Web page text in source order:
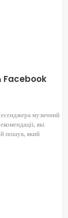
Facebook
музичний
які
пошук, який